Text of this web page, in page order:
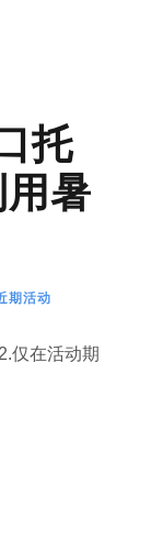
托
暑
期活动
仅在活动期